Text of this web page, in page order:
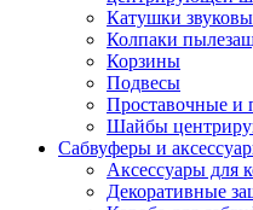
Катушки
Колпаки
Корзины
Подвесы
Проставочные и
Шайбы
Сабвуферы и
Аксессуары для
Декоративные